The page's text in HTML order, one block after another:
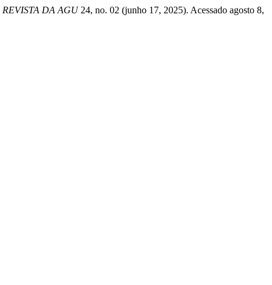
REVISTA DA AGU24, no. 02 (junho 17, 2025). Acessado agosto 8,